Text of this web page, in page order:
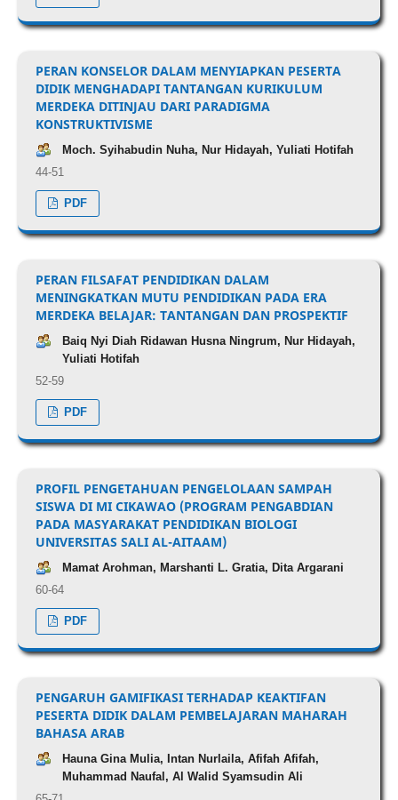
PERAN KONSELOR DALAM MENYIAPKAN PESERTA
DIDIK MENGHADAPI TANTANGAN KURIKULUM
MERDEKA DITINJAU DARI PARADIGMA
KONSTRUKTIVISME
Moch. Syihabudin Nuha, Nur Hidayah, Yuliati Hotifah
44-51
PDF
PERAN FILSAFAT PENDIDIKAN DALAM
MENINGKATKAN MUTU PENDIDIKAN PADA ERA
MERDEKA BELAJAR: TANTANGAN DAN PROSPEKTIF
Baiq Nyi Diah Ridawan Husna Ningrum, Nur Hidayah,
Yuliati Hotifah
52-59
PDF
PROFIL PENGETAHUAN PENGELOLAAN SAMPAH
SISWA DI MI CIKAWAO (PROGRAM PENGABDIAN
PADA MASYARAKAT PENDIDIKAN BIOLOGI
UNIVERSITAS SALI AL-AITAAM)
Mamat Arohman, Marshanti L. Gratia, Dita Argarani
60-64
PDF
PENGARUH GAMIFIKASI TERHADAP KEAKTIFAN
PESERTA DIDIK DALAM PEMBELAJARAN MAHARAH
BAHASA ARAB
Hauna Gina Mulia, Intan Nurlaila, Afifah Afifah,
Muhammad Naufal, Al Walid Syamsudin Ali